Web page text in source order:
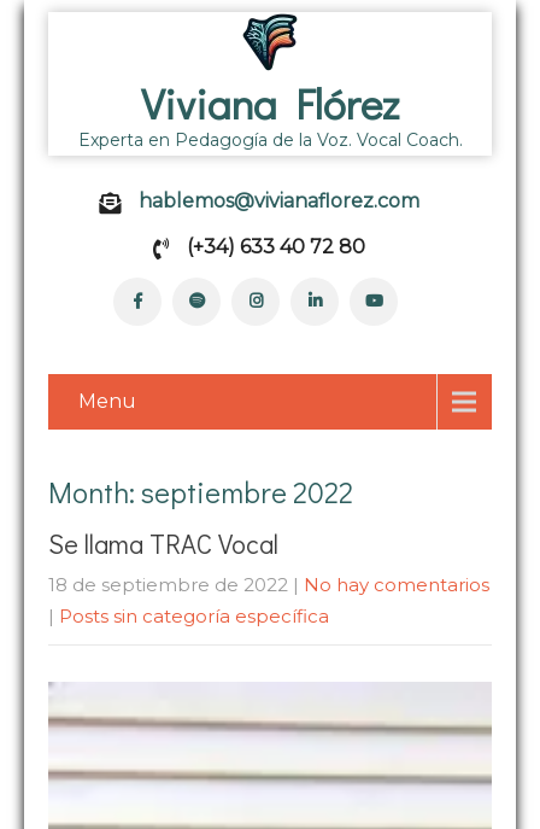
Viviana Flórez
Experta en Pedagogía de la Voz. Vocal Coach.
hablemos@vivianaflorez.com
(+34) 633 40 72 80
Menu
Month:septiembre 2022
Se llama TRAC Vocal
18 de septiembre de 2022 | No hay comentarios
| Posts sin categoría específica